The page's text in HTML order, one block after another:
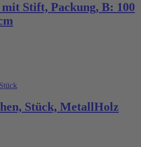
Stift, Packung, B: 100
Stück, MetallHolz